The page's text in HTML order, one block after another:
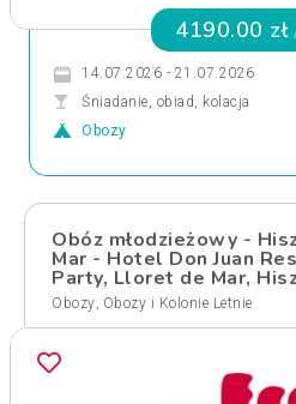
4190.00 zł
14.07.2026 - 21.07.2026
Śniadanie, obiad, kolacja
Obozy
Obóz młodzieżowy -
Mar - Hotel Don Juan
Party, Lloret de Mar,
Obozy, Obozy i Kolonie Letnie